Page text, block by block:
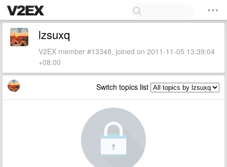
lzsuxq
V2EX member #13348, joined on 2011-11-05 13:39:04
+08:00
Switch topics list